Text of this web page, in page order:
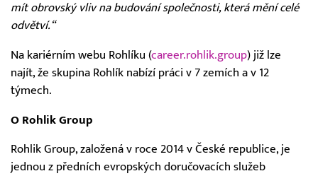
mít obrovský vliv na budování společnosti, která mění celé
odvětví.“
Na kariérním webu Rohlíku (career.rohlik.group) již lze
najít, že skupina Rohlík nabízí práci v 7 zemích a v 12
týmech.
O Rohlik Group
Rohlik Group, založená v roce 2014 v České republice, je
jednou z předních evropských doručovacích služeb